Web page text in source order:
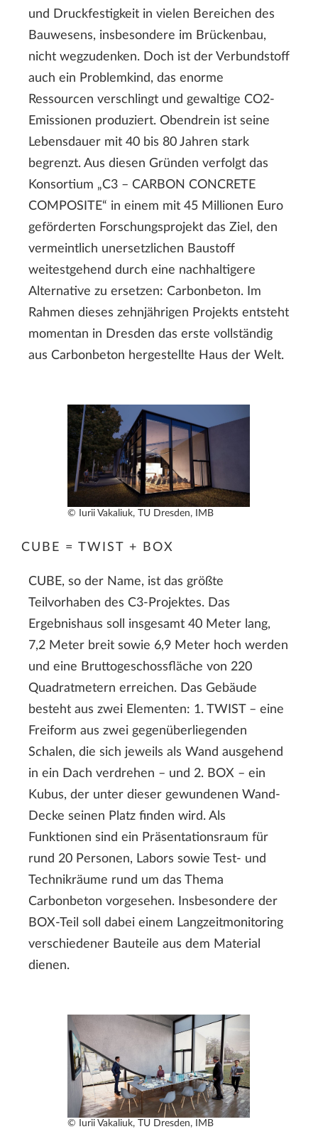
und Druckfestigkeit in vielen Bereichen des
Bauwesens, insbesondere im Brückenbau,
nicht wegzudenken. Doch ist der Verbundstoff
auch ein Problemkind, das enorme
Ressourcen verschlingt und gewaltige CO2-
Emissionen produziert. Obendrein ist seine
Lebensdauer mit 40 bis 80 Jahren stark
begrenzt. Aus diesen Gründen verfolgt das
Konsortium „C3 – CARBON CONCRETE
COMPOSITE“ in einem mit 45 Millionen Euro
geförderten Forschungsprojekt das Ziel, den
vermeintlich unersetzlichen Baustoff
weitestgehend durch eine nachhaltigere
Alternative zu ersetzen: Carbonbeton. Im
Rahmen dieses zehnjährigen Projekts entsteht
momentan in Dresden das erste vollständig
aus Carbonbeton hergestellte Haus der Welt.
© Iurii Vakaliuk, TU Dresden, IMB
CUBE = TWIST + BOX
CUBE, so der Name, ist das größte
Teilvorhaben des C3-Projektes. Das
Ergebnishaus soll insgesamt 40 Meter lang,
7,2 Meter breit sowie 6,9 Meter hoch werden
und eine Bruttogeschossfläche von 220
Quadratmetern erreichen. Das Gebäude
besteht aus zwei Elementen: 1. TWIST – eine
Freiform aus zwei gegenüberliegenden
Schalen, die sich jeweils als Wand ausgehend
in ein Dach verdrehen – und 2. BOX – ein
Kubus, der unter dieser gewundenen Wand-
Decke seinen Platz finden wird. Als
Funktionen sind ein Präsentationsraum für
rund 20 Personen, Labors sowie Test- und
Technikräume rund um das Thema
Carbonbeton vorgesehen. Insbesondere der
BOX-Teil soll dabei einem Langzeitmonitoring
verschiedener Bauteile aus dem Material
dienen.
© Iurii Vakaliuk, TU Dresden, IMB